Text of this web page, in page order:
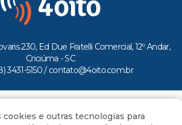
230, Ed Due Fratelli Comercial, 12º Andar,
Criciúma - SC
3431-5150 / contato@4oito.com.br
direitos reservados ao Portal 4oito
cookies e outras tecnologias para